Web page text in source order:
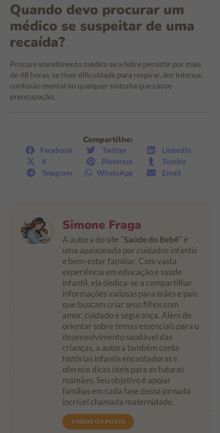
Quando devo procurar um
médico se suspeitar de uma
recaída?
Procure atendimento médico se a febre persistir por mais
de 48 horas, se tiver dificuldade para respirar, dor intensa,
confusão mental ou qualquer sintoma que cause
preocupação.
Compartilhe:
Facebook Twitter
LinkedIn
X
Pinterest
Tumblr
Telegram
WhatsApp Email
Simone Fraga
A autora do site "Saúde do Bebê" é
uma apaixonada por cuidados infantis
e bem-estar familiar. Com vasta
experiência em educação e saúde
infantil, ela dedica-se a compartilhar
informações valiosas para mães e pais
que buscam criar seus filhos com
amor, cuidado e segurança. Além de
orientar sobre temas essenciais para o
desenvolvimento saudável das
crianças, a autora também conta
histórias infantis encantadoras e
oferece dicas úteis para as futuras
mamães. Seu objetivo é apoiar
famílias em cada fase dessa jornada
incrível chamada maternidade.
TODOS OS POSTS